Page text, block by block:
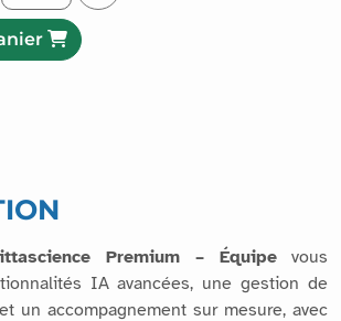
Premium – Équipe vous
IA avancées, une gestion de
un accompagnement sur mesure, avec